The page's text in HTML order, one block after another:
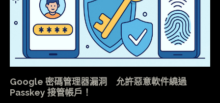
Google 密碼管理器漏洞 允許惡意軟件繞過
Passkey 接管帳戶！